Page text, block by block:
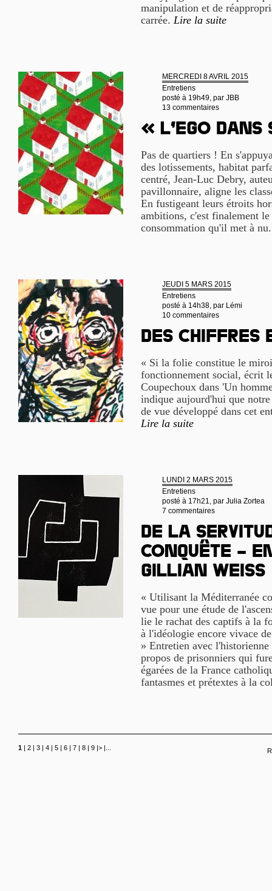
manipulation et de
carrée. Lire la suite
MERCREDI 8 AVRIL 2015
Entretiens
posté à 19h49, par JBB
13 commentaires
« L’ego
Pas de quartiers ! En
des lotissements, habitat
centré, Jean-Luc Debry,
pavillonnaire, aligne les
En fustigeant leurs étroits
ambitions, c'est finalement le
consommation qu'il met à
JEUDI 5 MARS 2015
Entretiens
posté à 14h38, par Lémi
10 commentaires
Des chiffres
« Si la folie constitue le
fonctionnement social, écrit
Coupechoux dans 'Un
indique aujourd'hui que
de vue développé dans cet
Lire la suite
LUNDI 2 MARS 2015
Entretiens
posté à 17h21, par Julia Zortea
7 commentaires
De la
conquête –
Gillian Weiss
« Utilisant la Méditerranée
vue pour une étude de
lie le rachat des captifs à la
à l'idéologie encore vivace
» Entretien avec
propos de prisonniers qui
égarées de la France
fantasmes et prétextes à la
1 | 2 | 3 | 4 | 5 | 6 | 7 | 8 | 9 |> |